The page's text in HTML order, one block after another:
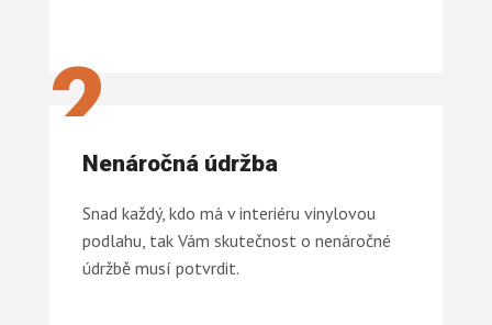
2
Nenáročná údržba
Snad každý, kdo má v interiéru vinylovou
podlahu, tak Vám skutečnost o nenáročné
údržbě musí potvrdit.